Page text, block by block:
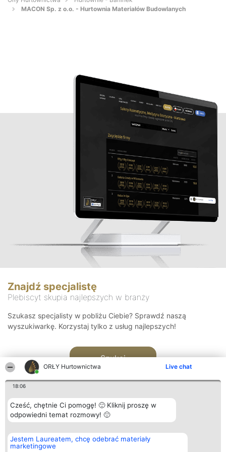
ORŁY Hurtownictwa Live chat
18:06
Cześć, chętnie Ci pomogę! 🙂 Kliknij proszę w
odpowiedni temat rozmowy! 🙂
Jestem Laureatem, chcę odebrać materiały
marketingowe
MACON Sp. z o.o. - Hurtownia Materiałów Budowlanych
Znajdź specjalistę
Plebiscyt skupia najlepszych w branży
Szukasz specjalisty w pobliżu Ciebie? Sprawdź naszą
wyszukiwarkę. Korzystaj tylko z usług najlepszych!
Szukaj
Organizator plebiscytu
Bright Side Solutions sp. z o.
o. sp. k.
Plebiscyt
Laureaci
Kontakt
Kontakt